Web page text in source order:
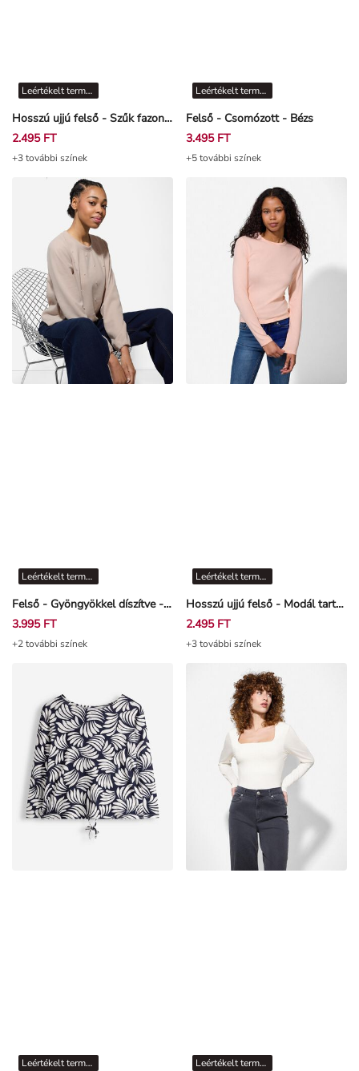
Hosszú ujjú felső - Szűk fazon - barna
Leértékelt termékek
2.495 FT
+3 további színek
Felső - Csomózott - Bézs
Leértékelt termékek
3.495 FT
+5 további színek
Felső - Gyöngyökkel díszítve - Bézs
Leértékelt termékek
3.995 FT
+2 további színek
Hosszú ujjú felső - Modál tartalom - Világos rózsaszín
Leértékelt termékek
2.495 FT
+3 további színek
Leértékelt termékek Leértékelt termékek